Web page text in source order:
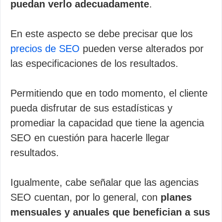
puedan verlo adecuadamente.
En este aspecto se debe precisar que los
precios de SEO pueden verse alterados por
las especificaciones de los resultados.
Permitiendo que en todo momento, el cliente
pueda disfrutar de sus estadísticas y
promediar la capacidad que tiene la agencia
SEO en cuestión para hacerle llegar
resultados.
Igualmente, cabe señalar que las agencias
SEO cuentan, por lo general, con planes
mensuales y anuales que benefician a sus